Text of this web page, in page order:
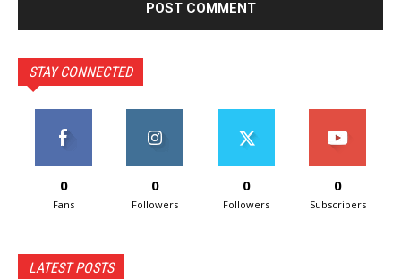
STAY CONNECTED
0
Fans
0
Followers
0
Followers
0
Subscribers
LATEST POSTS